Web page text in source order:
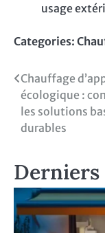
usage
Categories:
Navigation
de
l’article
Chauffage
écologique :
les solutions
durables